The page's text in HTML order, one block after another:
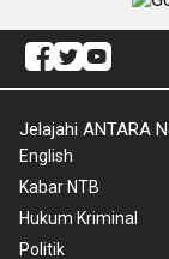
Jelajahi ANTARA
English
Kabar NTB
Hukum Kriminal
Politik